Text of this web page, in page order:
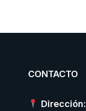
CONTACTO
Dirección: